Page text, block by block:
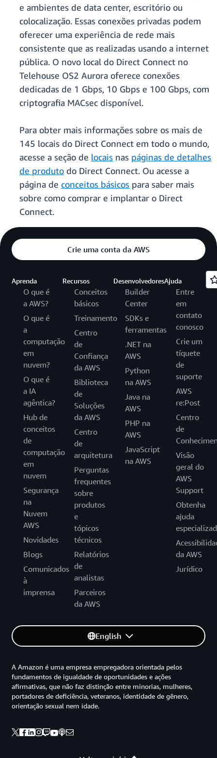
e ambientes de data center, escritório ou
colocalização. Essas conexões privadas podem
oferecer uma experiência de rede mais
consistente que as realizadas usando a internet
pública. O novo local do Direct Connect no
Telehouse OS2 Aurora oferece conexões
dedicadas de 1 Gbps, 10 Gbps e 100 Gbps, com
criptografia MACsec disponível.
Para obter mais informações sobre os mais de
145 locais do Direct Connect em todo o mundo,
acesse a seção de locais nas páginas de detalhes
de produto do Direct Connect. Ou acesse a
página de conceitos básicos para saber mais
sobre como comprar e implantar o Direct
Connect.
Crie uma conta da AWS
Aprenda
O que é
a AWS?
O que é
a
computação
em
nuvem?
O que é
a IA
agêntica?
Hub de
conceitos
de
computação
em
nuvem
Segurança
na
Nuvem
AWS
Novidades
Blogs
Comunicados
à
imprensa
Recursos
Conceitos
básicos
Treinamento
Centro
de
Confiança
da AWS
Biblioteca
de
Soluções
da AWS
Centro
de
arquitetura
Perguntas
frequentes
sobre
produtos
e
tópicos
técnicos
Relatórios
de
analistas
Parceiros
da AWS
Desenvolvedores
Builder
Center
SDKs e
ferramentas
.NET na
AWS
Python
na AWS
Java na
AWS
PHP na
AWS
JavaScript
na AWS
Ajuda
Entre
em
contato
conosco
Crie um
tíquete
de
suporte
AWS
re:Post
Centro
de
Visão
geral do
AWS
Support
Obtenha
ajuda
da AWS
Jurídico
English
A Amazon é uma empresa empregadora orientada pelos
fundamentos de igualdade de oportunidades e ações
afirmativas, que não faz distinção entre minorias, mulheres,
portadores de deficiência, veteranos, identidade de gênero,
orientação sexual nem idade.